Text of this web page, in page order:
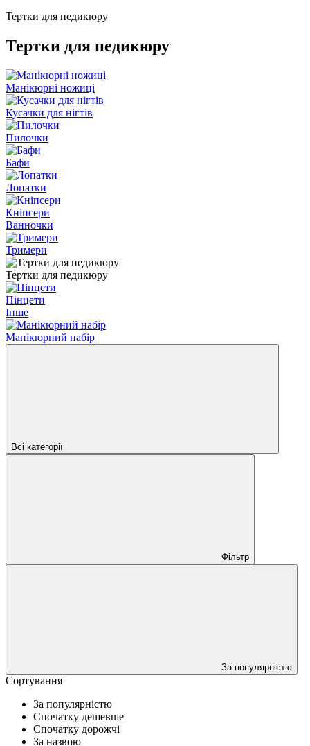
Тертки для педикюру
Тертки для педикюру
Манікюрні ножиці
Кусачки для нігтів
Пилочки
Бафи
Лопатки
Кніпсери
Ванночки
Тримери
Тертки для педикюру
Пінцети
Інше
Манікюрний набір
Всі категорії
Фільтр
За популярністю
Сортування
За популярністю
Спочатку дешевше
Спочатку дорожчі
За назвою